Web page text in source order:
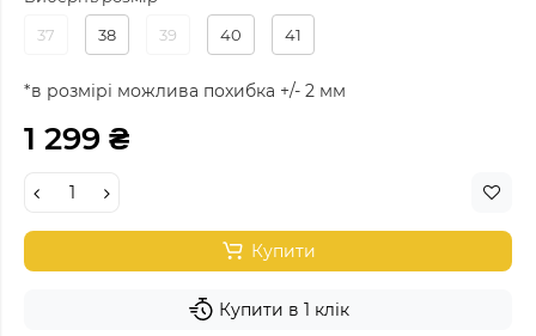
37
38 39 40 41
*в розмірі можлива похибка +/- 2 мм
1 299 ₴
Купити
Купити в 1 клік